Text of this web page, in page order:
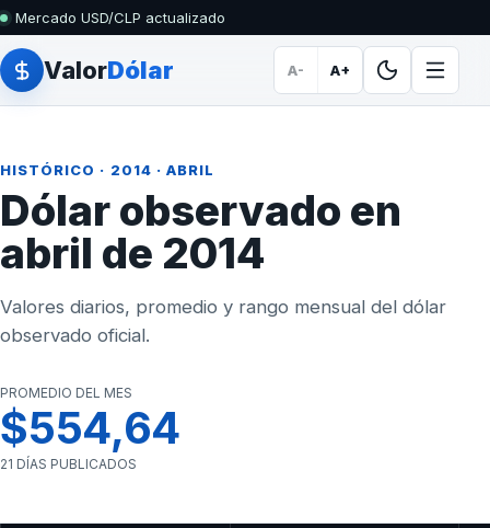
Mercado USD/CLP actualizado
ValorDólar A- A+
HISTÓRICO · 2014 · ABRIL
Dólar observado en
abril de 2014
Valores diarios, promedio y rango mensual del dólar
observado oficial.
PROMEDIO DEL MES
$554,64
21 DÍAS PUBLICADOS